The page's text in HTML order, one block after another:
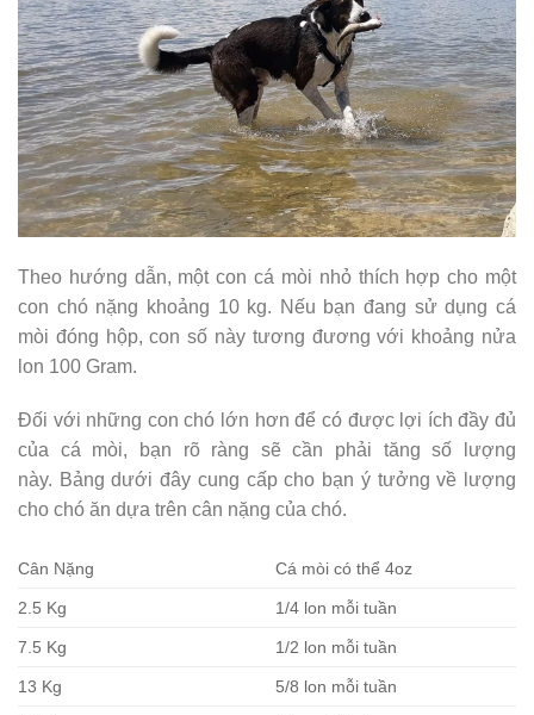
Theo hướng dẫn, một con cá mòi nhỏ thích hợp cho một
con chó nặng khoảng 10 kg. Nếu bạn đang sử dụng cá
mòi đóng hộp, con số này tương đương với khoảng nửa
lon 100 Gram.
Đối với những con chó lớn hơn để có được lợi ích đầy đủ
của cá mòi, bạn rõ ràng sẽ cần phải tăng số lượng
này. Bảng dưới đây cung cấp cho bạn ý tưởng về lượng
cho chó ăn dựa trên cân nặng của chó.
Cân Nặng Cá mòi có thể 4oz
2.5 Kg 1/4 lon mỗi tuần
7.5 Kg 1/2 lon mỗi tuần
13 Kg 5/8 lon mỗi tuần